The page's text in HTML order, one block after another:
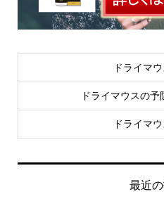
ドライマ
ドライマウスの
ドライマ
最近